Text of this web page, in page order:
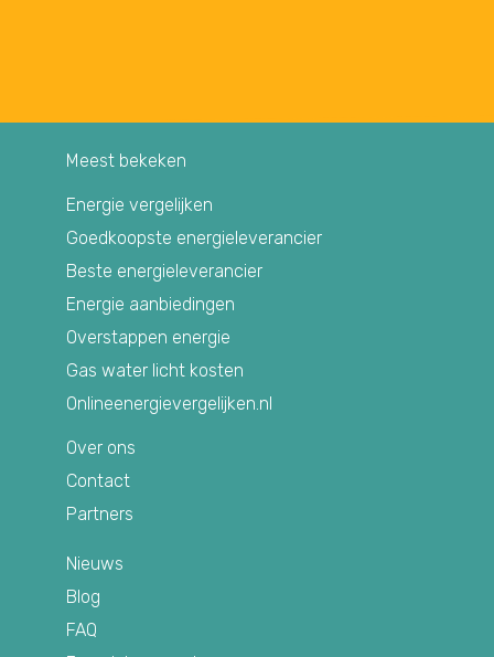
Meest bekeken
Energie vergelijken
Goedkoopste energieleverancier
Beste energieleverancier
Energie aanbiedingen
Overstappen energie
Gas water licht kosten
Onlineenergievergelijken.nl
Over ons
Contact
Partners
Nieuws
Blog
FAQ